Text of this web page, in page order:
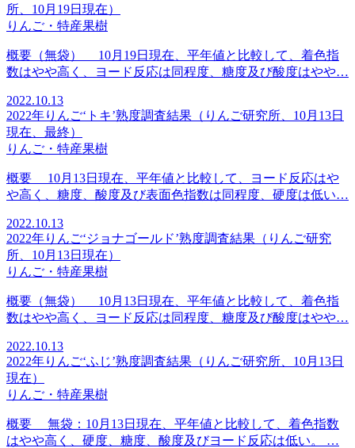
所、10月19日現在）
りんご・特産果樹
概要（無袋） 10月19日現在、平年値と比較して、着色指
数はやや高く、ヨード反応は同程度、糖度及び酸度はやや…
2022.10.13
2022年りんご‘トキ’熟度調査結果（りんご研究所、10月13日
現在、最終）
りんご・特産果樹
概要 10月13日現在、平年値と比較して、ヨード反応はや
や高く、糖度、酸度及び表面色指数は同程度、硬度は低い…
2022.10.13
2022年りんご‘ジョナゴールド’熟度調査結果（りんご研究
所、10月13日現在）
りんご・特産果樹
概要（無袋） 10月13日現在、平年値と比較して、着色指
数はやや高く、ヨード反応は同程度、糖度及び酸度はやや…
2022.10.13
2022年りんご‘ふじ’熟度調査結果（りんご研究所、10月13日
現在）
りんご・特産果樹
概要 無袋：10月13日現在、平年値と比較して、着色指数
はやや高く、硬度、糖度、酸度及びヨード反応は低い。 …